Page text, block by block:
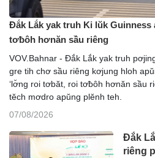
Đắk Lắk yak truh Ki lŭk Guinness
tơƀôh hơnăn sầu riêng
VOV.Bahnar - Đắk Lắk yak truh
gre tih chơ sầu riêng kơjung hloh
‘lơ̆ng roi tơbăt, roi tơƀôh hơnăn sầu
tĕch mơdro apŭng plĕnh teh.
07/08/2026
Đắk
riêng